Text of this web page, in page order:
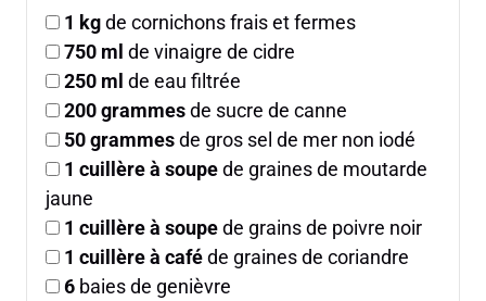
1 kgde cornichons frais et fermes
750 ml de vinaigre de cidre
250 ml de eau filtrée
200grammesde sucre de canne
50grammesde gros sel de mer non iodé
1 cuillère à soupede graines de moutarde
jaune
1 cuillère à soupede grains de poivre noir
1 cuillère à caféde graines de coriandre
6 baies de genièvre